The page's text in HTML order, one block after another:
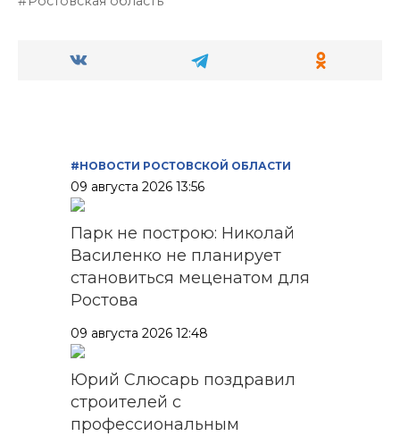
#НОВОСТИ РОСТОВСКОЙ ОБЛАСТИ
09 августа 2026 13:56
Парк не построю: Николай
Василенко не планирует
становиться меценатом для
Ростова
09 августа 2026 12:48
Юрий Слюсарь поздравил
строителей с
профессиональным